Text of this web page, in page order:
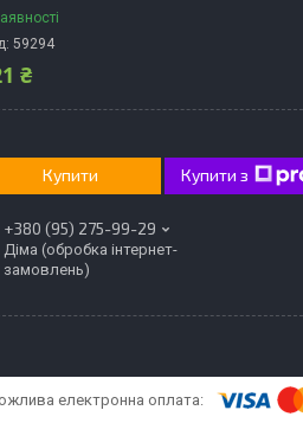
59294
₴
Купити Купити з
+380 (95) 275-99-29
Діма (обробка інтернет-
замовлень)